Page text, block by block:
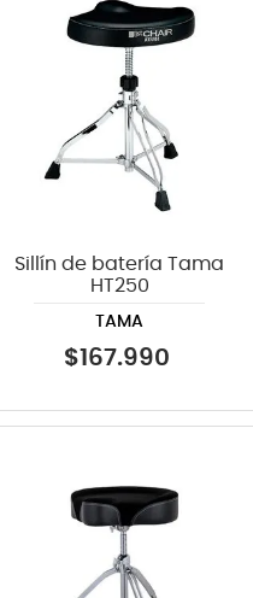
Sillín de batería Tama
HT250
TAMA
$167.990